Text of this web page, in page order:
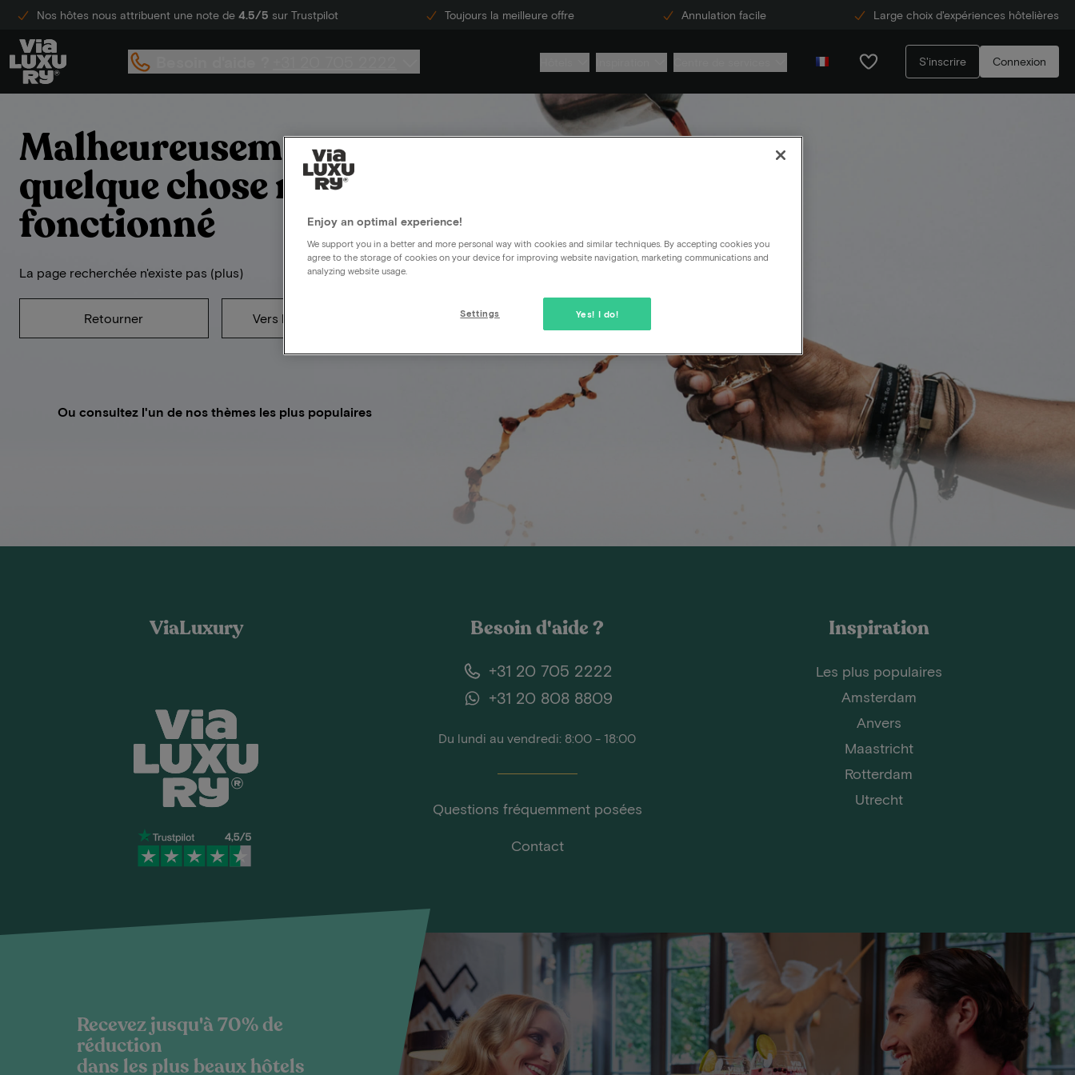
Nos hôtes nous attribuent une note de 4.5/5 sur Trustpilot Toujours la meilleure offre Annulation facile Large choix d'expériences hôtelières
S'inscrire Connexion
Malheureusement,
quelque chose n'a pas
fonctionné
La page recherchée n'existe pas (plus)
Retourner Vers la page d'accueil
Ou consultez l'un de nos thèmes les plus populaires
ViaLuxury Besoin d'aide ?
+31 20 705 2222
+31 20 808 8809
Du lundi au vendredi: 8:00 - 18:00
Questions fréquemment posées
Contact
Inspiration
Les plus populaires
Amsterdam
Anvers
Maastricht
Rotterdam
Utrecht
Recevez jusqu'à 70% de
réduction
dans les plus beaux hôtels
Enjoy an optimal experience!
We support you in a better and more personal way with cookies and similar techniques. By accepting cookies you
agree to the storage of cookies on your device for improving website navigation, marketing communications and
analyzing website usage.
Yes! I do!
Settings